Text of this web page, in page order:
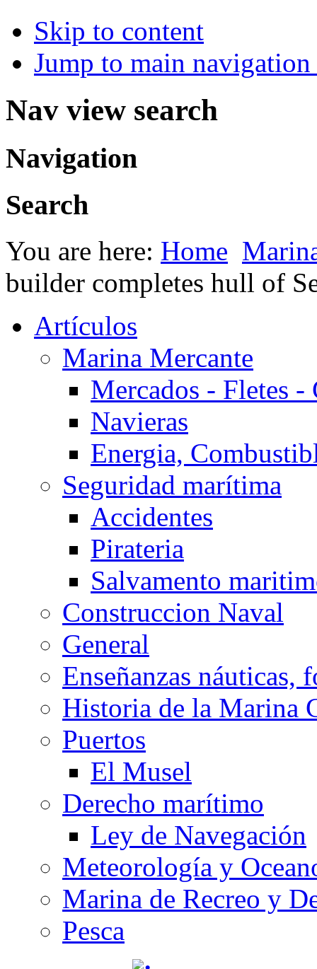
Skip to content
Jump to main
Nav view search
Navigation
Search
You are here: Home
builder completes hull of
Artículos
Marina Mercante
Mercados - Fletes -
Navieras
Energia,
Seguridad marítima
Accidentes
Pirateria
Salvamento
Construccion Naval
General
Enseñanzas náuticas,
Historia de la Marina
Puertos
El Musel
Derecho marítimo
Ley de Navegación
Meteorología y
Marina de Recreo y
Pesca